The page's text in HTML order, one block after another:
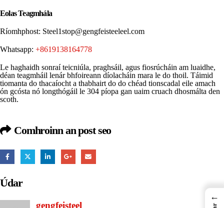
Eolas Teagmhála
Ríomhphost: Steel1stop@gengfeisteeleel.com
Whatsapp: +8619138164778
Le haghaidh sonraí teicniúla, praghsáil, agus fiosrúcháin am luaidhe,
déan teagmháil lenár bhfoireann díolacháin mara le do thoil. Táimid
tiomanta do thacaíocht a thabhairt do do chéad tionscadal eile amach
ón gcósta nó longthógáil le 304 píopa gan uaim cruach dhosmálta den
scoth.
Comhroinn an post seo
Údar
gengfeisteel
←